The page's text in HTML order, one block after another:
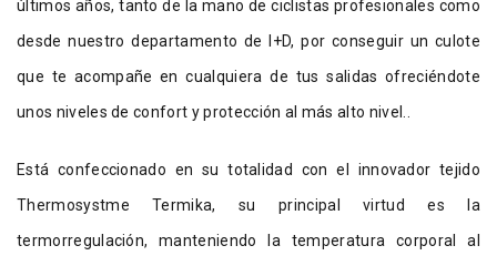
últimos años, tanto de la mano de ciclistas profesionales como
desde nuestro departamento de I+D, por conseguir un culote
que te acompañe en cualquiera de tus salidas ofreciéndote
unos niveles de confort y protección al más alto nivel..
Está confeccionado en su totalidad con el innovador tejido
Thermosystme Termika, su principal virtud es la
termorregulación, manteniendo la temperatura corporal al